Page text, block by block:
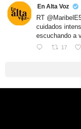
En Alta Voz
RT
cuidados
escuchando a
17